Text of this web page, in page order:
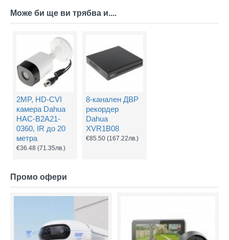
Може би ще ви трябва и....
2MP, HD-CVI
камера Dahua
HAC-B2A21-
0360, IR до 20
метра
€36.48 (71.35лв.)
8-канален ДВР
рекордер
Dahua
XVR1B08
€85.50 (167.22лв.)
Промо офери